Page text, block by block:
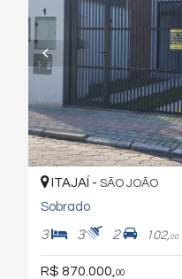
ITAJAÍ - SÃO JOÃO
Sobrado
3 3 2 102,00
R$ 870.000, 00